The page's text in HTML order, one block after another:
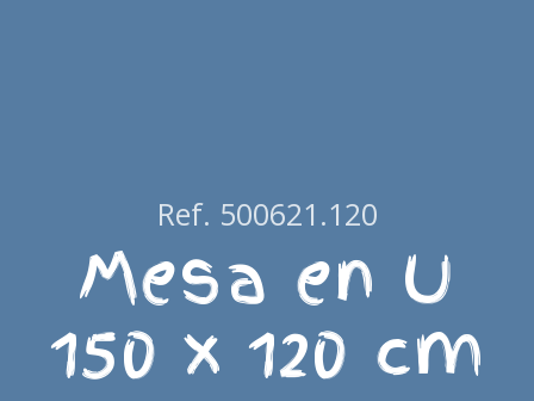
Ref. 500621.120
Mesa en U
150 x 120 cm